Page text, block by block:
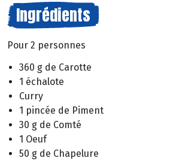
Ingrédients
Pour 2 personnes
360 g de Carotte
1 échalote
Curry
1 pincée de Piment
30 g de Comté
1 Oeuf
50 g de Chapelure